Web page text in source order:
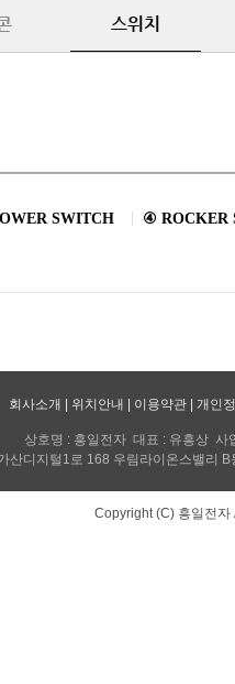
스위치
SWITCH ④ ROCKER
회사소개 위치안내 이용약관 개인
상호명 : 흥일전자 대표 : 유흥상 사
산디지털1로 168 우림라이온스밸리
Copyright (C) 흥일전